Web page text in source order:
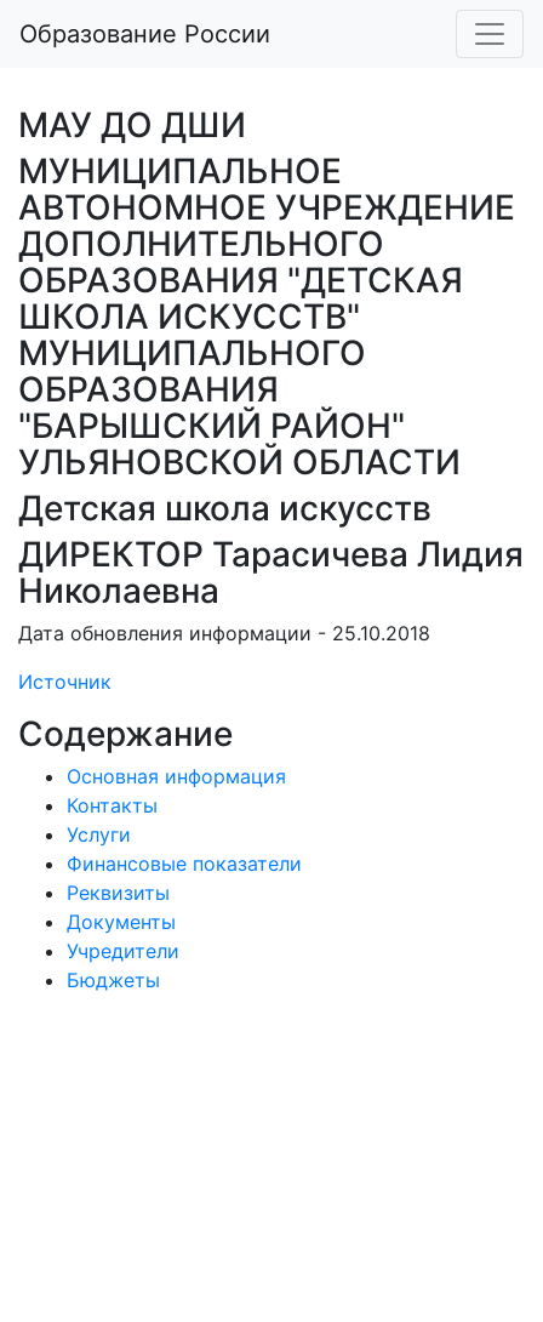
Образование России
МАУ ДО ДШИ
МУНИЦИПАЛЬНОЕ
АВТОНОМНОЕ УЧРЕЖДЕНИЕ
ДОПОЛНИТЕЛЬНОГО
ОБРАЗОВАНИЯ "ДЕТСКАЯ
ШКОЛА ИСКУССТВ"
МУНИЦИПАЛЬНОГО
ОБРАЗОВАНИЯ
"БАРЫШСКИЙ РАЙОН"
УЛЬЯНОВСКОЙ ОБЛАСТИ
Детская школа искусств
ДИРЕКТОР Тарасичева Лидия
Николаевна
Дата обновления информации - 25.10.2018
Источник
Содержание
Основная информация
Контакты
Услуги
Финансовые показатели
Реквизиты
Документы
Учредители
Бюджеты